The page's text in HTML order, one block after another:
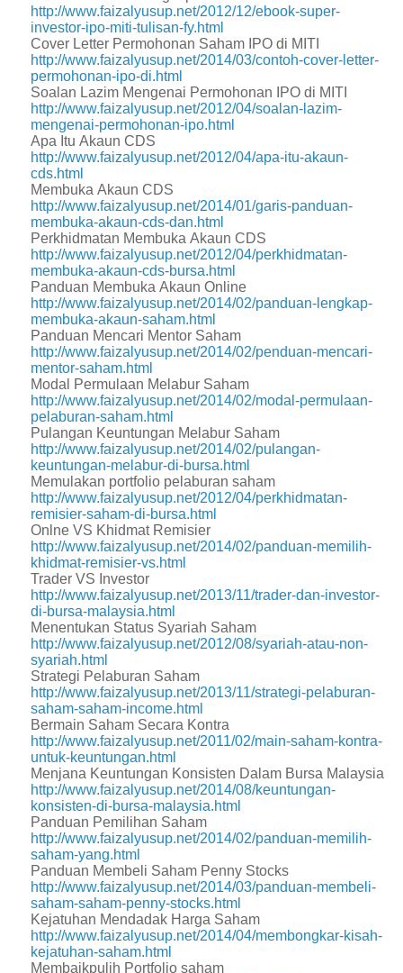
http://www.faizalyusup.net/2012/12/ebook-super-
investor-ipo-miti-tulisan-fy.html
Cover Letter Permohonan Saham IPO di MITI
http://www.faizalyusup.net/2014/03/contoh-cover-letter-
permohonan-ipo-di.html
Soalan Lazim Mengenai Permohonan IPO di MITI
http://www.faizalyusup.net/2012/04/soalan-lazim-
mengenai-permohonan-ipo.html
Apa Itu Akaun CDS
http://www.faizalyusup.net/2012/04/apa-itu-akaun-
cds.html
Membuka Akaun CDS
http://www.faizalyusup.net/2014/01/garis-panduan-
membuka-akaun-cds-dan.html
Perkhidmatan Membuka Akaun CDS
http://www.faizalyusup.net/2012/04/perkhidmatan-
membuka-akaun-cds-bursa.html
Panduan Membuka Akaun Online
http://www.faizalyusup.net/2014/02/panduan-lengkap-
membuka-akaun-saham.html
Panduan Mencari Mentor Saham
http://www.faizalyusup.net/2014/02/penduan-mencari-
mentor-saham.html
Modal Permulaan Melabur Saham
http://www.faizalyusup.net/2014/02/modal-permulaan-
pelaburan-saham.html
Pulangan Keuntungan Melabur Saham
http://www.faizalyusup.net/2014/02/pulangan-
keuntungan-melabur-di-bursa.html
Memulakan portfolio pelaburan saham
http://www.faizalyusup.net/2012/04/perkhidmatan-
remisier-saham-di-bursa.html
Onlne VS Khidmat Remisier
http://www.faizalyusup.net/2014/02/panduan-memilih-
khidmat-remisier-vs.html
Trader VS Investor
http://www.faizalyusup.net/2013/11/trader-dan-investor-
di-bursa-malaysia.html
Menentukan Status Syariah Saham
http://www.faizalyusup.net/2012/08/syariah-atau-non-
syariah.html
Strategi Pelaburan Saham
http://www.faizalyusup.net/2013/11/strategi-pelaburan-
saham-saham-income.html
Bermain Saham Secara Kontra
http://www.faizalyusup.net/2011/02/main-saham-kontra-
untuk-keuntungan.html
Menjana Keuntungan Konsisten Dalam Bursa Malaysia
http://www.faizalyusup.net/2014/08/keuntungan-
konsisten-di-bursa-malaysia.html
Panduan Pemilihan Saham
http://www.faizalyusup.net/2014/02/panduan-memilih-
saham-yang.html
Panduan Membeli Saham Penny Stocks
http://www.faizalyusup.net/2014/03/panduan-membeli-
saham-saham-penny-stocks.html
Kejatuhan Mendadak Harga Saham
http://www.faizalyusup.net/2014/04/membongkar-kisah-
kejatuhan-saham.html
Membaikpulih Portfolio saham